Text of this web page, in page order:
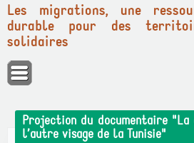
Panneau de gestion des cookies
Les migrations, une
durable pour des
solidaires
Projection du documentaire "La
l’autre visage de la Tunisie"